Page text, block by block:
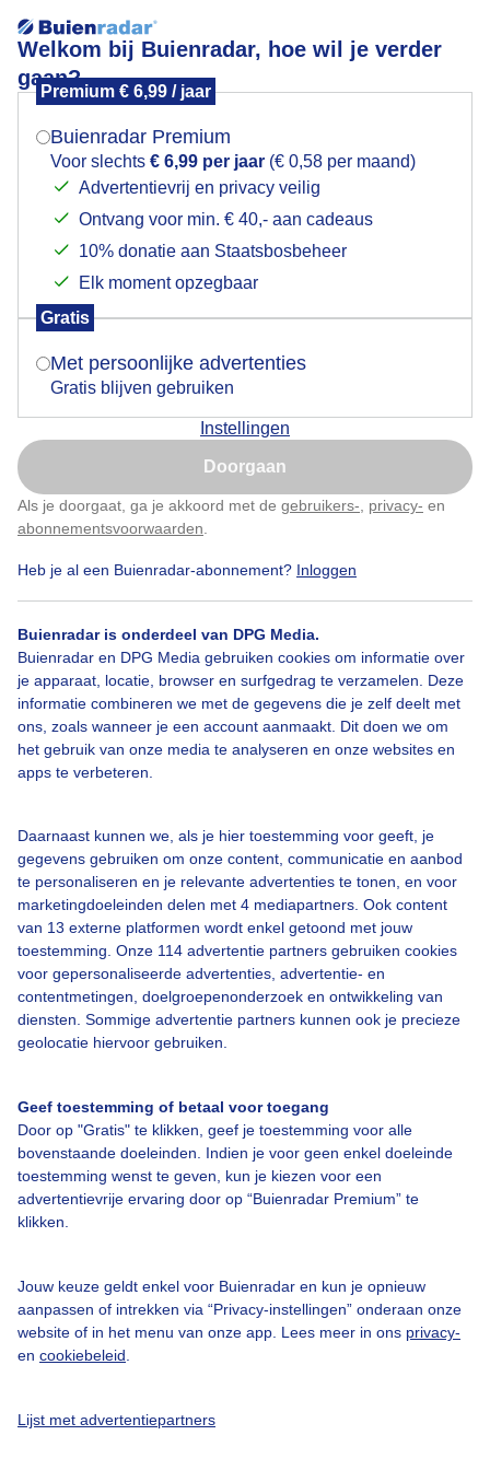
Welkom bij Buienradar, hoe wil je verder
gaan?
Premium € 6,99 / jaar
Buienradar Premium
Voor slechts € 6,99 per jaar (€ 0,58 per maand)
Advertentievrij en privacy veilig
Ontvang voor min. € 40,- aan cadeaus
10% donatie aan Staatsbosbeheer
Elk moment opzegbaar
Gratis
Met persoonlijke advertenties
Gratis blijven gebruiken
Instellingen
Doorgaan
Als je doorgaat, ga je akkoord met de gebruikers- privacy- en
abonnementsvoorwaarden
Heb je al een Buienradar-abonnement? Inloggen
Buienradar is onderdeel van DPG Media.
Buienradar en DPG Media gebruiken cookies om informatie over
je apparaat, locatie, browser en surfgedrag te verzamelen. Deze
informatie combineren we met de gegevens die je zelf deelt met
ons, zoals wanneer je een account aanmaakt. Dit doen we om
het gebruik van onze media te analyseren en onze websites en
apps te verbeteren.
Daarnaast kunnen we, als je hier toestemming voor geeft, je
gegevens gebruiken om onze content, communicatie en aanbod
te personaliseren en je relevante advertenties te tonen, en voor
marketingdoeleinden delen met 4 mediapartners. Ook content
van 13 externe platformen wordt enkel getoond met jouw
toestemming. Onze 114 advertentie partners gebruiken cookies
voor gepersonaliseerde advertenties, advertentie- en
contentmetingen, doelgroepenonderzoek en ontwikkeling van
diensten. Sommige advertentie partners kunnen ook je precieze
geolocatie hiervoor gebruiken.
Geef toestemming of betaal voor toegang
Door op "Gratis" te klikken, geef je toestemming voor alle
bovenstaande doeleinden. Indien je voor geen enkel doeleinde
toestemming wenst te geven, kun je kiezen voor een
advertentievrije ervaring door op “Buienradar Premium” te
klikken.
Jouw keuze geldt enkel voor Buienradar en kun je opnieuw
aanpassen of intrekken via “Privacy-instellingen” onderaan onze
website of in het menu van onze app. Lees meer in ons privacy-
en cookiebeleid
Lijst met advertentiepartners
Vlinderweer
De kleine vuurvlinder in het zonnetje
Door: Rob Beckers
Bekijk slideshow
Over Buienradar
Bedrijfsgegevens
Contact
Toegankelijkheid
Gebruikersvoorwaarden
Adverteren
Privacy beleid
Cookie beleid
Privacy instellingen
Mogen we je locatie gebruiken voor het
Indien je hier nog geen akkoord op hebt gegeven,
verschijnt er zo een pop-up uit je browser waarin
Is goed, toon de popup
Nu niet, misschien later
Klik hierom dit aan te passen